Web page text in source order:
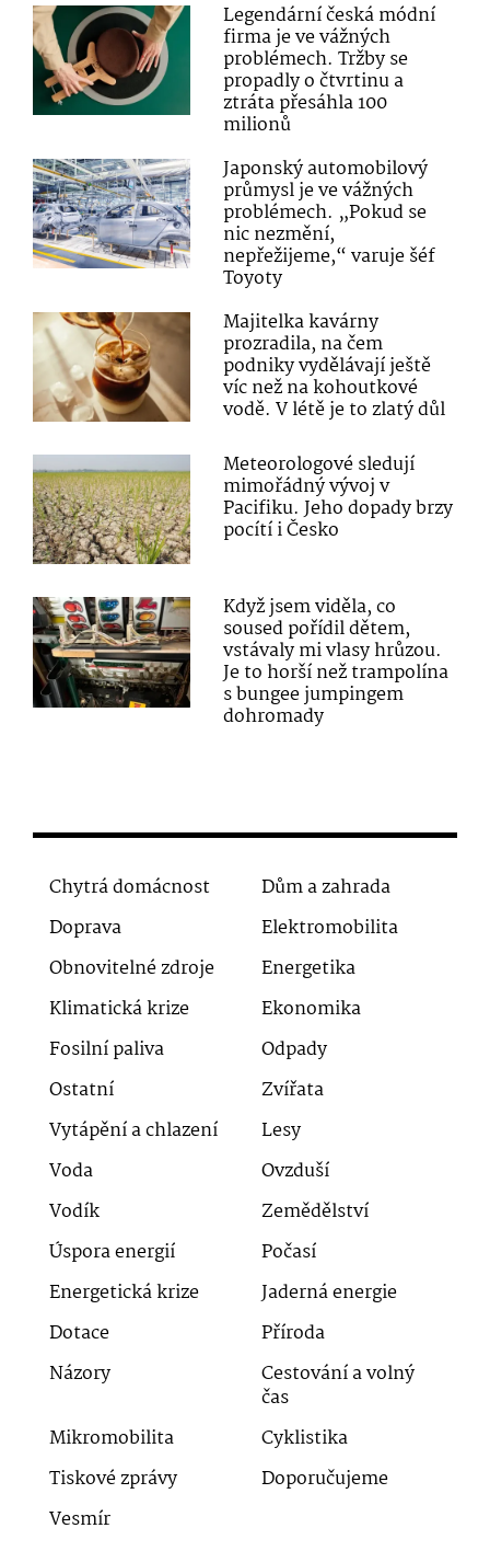
Legendární česká módní
firma je ve vážných
problémech. Tržby se
propadly o čtvrtinu a
ztráta přesáhla 100
milionů
Japonský automobilový
průmysl je ve vážných
problémech. „Pokud se
nic nezmění,
nepřežijeme,“ varuje šéf
Toyoty
Majitelka kavárny
prozradila, na čem
podniky vydělávají ještě
víc než na kohoutkové
vodě. V létě je to zlatý důl
Meteorologové sledují
mimořádný vývoj v
Pacifiku. Jeho dopady brzy
pocítí i Česko
Když jsem viděla, co
soused pořídil dětem,
vstávaly mi vlasy hrůzou.
Je to horší než trampolína
s bungee jumpingem
dohromady
Chytrá domácnost
Dům a zahrada
Doprava
Elektromobilita
Obnovitelné zdroje
Energetika
Klimatická krize
Ekonomika
Fosilní paliva
Odpady
Ostatní
Zvířata
Vytápění a chlazení
Lesy
Voda
Ovzduší
Vodík
Zemědělství
Úspora energií
Počasí
Energetická krize
Jaderná energie
Dotace
Příroda
Názory
Cestování a volný
čas
Mikromobilita
Cyklistika
Tiskové zprávy
Doporučujeme
Vesmír